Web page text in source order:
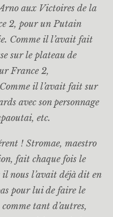
aux Victoires de la
2, pour unPutain
Comme il l’avait fait
sur le plateau de
France 2,
il l’avait fait sur
avec son personnage
etc.
! Stromae, maestro
fait chaque fois le
nous l’avait déjà dit en
pour lui de faire le
tant d’autres,